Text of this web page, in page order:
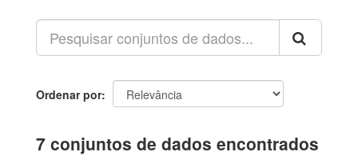
Ordenar por
7 conjuntos de dados encontrados